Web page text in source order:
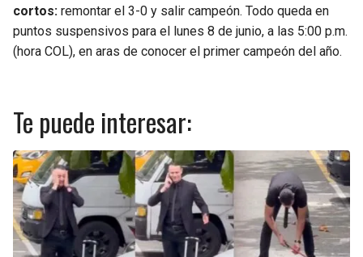
cortos: remontar el 3-0 y salir campeón. Todo queda en
puntos suspensivos para el lunes 8 de junio, a las 5:00 p.m.
(hora COL), en aras de conocer el primer campeón del año.
Te puede interesar: